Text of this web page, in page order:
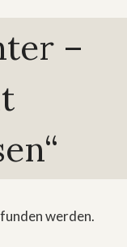
–
werden.